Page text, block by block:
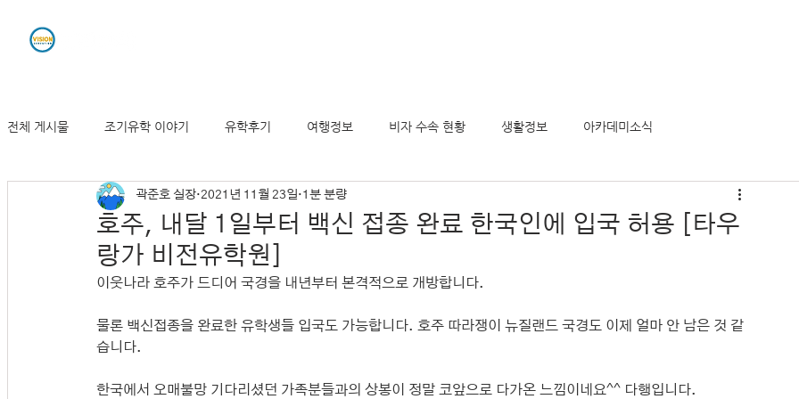
전체 게시물 조기유학 이야기 유학후기 여행정보 비자 수속 현황 생활정보 아카데미소식
뉴질랜드 기사 및 동향
호주, 내달 1일부터 백신 접종 완료 한국인에 입국 허용 [타우
랑가 비전유학원]
곽준호 실장 2021년 11월 23일 1분 분량
이웃나라 호주가 드디어 국경을 내년부터 본격적으로 개방합니다.
물론 백신접종을 완료한 유학생들 입국도 가능합니다. 호주 따라쟁이 뉴질랜드 국경도 이제 얼마 안 남은 것 같
습니다.
한국에서 오매불망 기다리셨던 가족분들과의 상봉이 정말 코앞으로 다가온 느낌이네요^^ 다행입니다.